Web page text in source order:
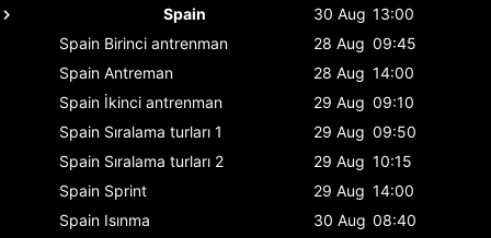
Spain
30 Aug 13:00
Spain Birinci antrenman 28 Aug 09:45
Spain Antreman 28 Aug 14:00
Spain İkinci antrenman 29 Aug 09:10
Spain Sıralama turları 1 29 Aug 09:50
Spain Sıralama turları 2 29 Aug 10:15
Spain Sprint 29 Aug 14:00
Spain Isınma 30 Aug 08:40